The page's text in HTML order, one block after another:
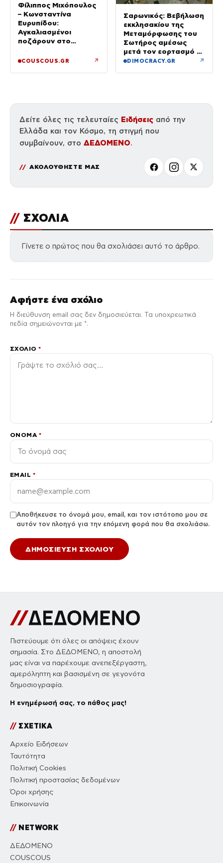
Φίλιππος Μιχόπουλος
– Κωνσταντίνα
Ευρυπίδου:
Αγκαλιασμένοι
ποζάρουν στο
Σαντορίνης
COUSCOUS.GR ↗
Σαρωνικός: Βεβήλωση
εκκλησακίου της
Μεταμόρφωσης του
Σωτήρος αμέσως
μετά τον εορτασμό –
Έσπασαν εικόνες στην
DIMOCRACY.GR ↗
Δείτε όλες τις τελευταίες Ειδήσεις από την
Ελλάδα και τον Κόσμο, τη στιγμή που
συμβαίνουν, στο ΔΕΔΟΜΕΝΟ.
ΑΚΟΛΟΥΘΗΣΤΕ ΜΑΣ
// ΣΧΟΛΙΑ
Γίνετε ο πρώτος που θα σχολιάσει αυτό το άρθρο.
Αφήστε ένα σχόλιο
Η διεύθυνση email σας δεν δημοσιεύεται. Τα υποχρεωτικά
πεδία σημειώνονται με *.
ΣΧΌΛΙΟ*
ΌΝΟΜΑ *
EMAIL *
Αποθήκευσε το όνομά μου, email, και τον ιστότοπο μου σε
αυτόν τον πλοηγό για την επόμενη φορά που θα σχολιάσω.
Πιστεύουμε ότι όλες οι απόψεις έχουν
σημασία. Στο ΔΕΔΟΜΕΝΟ, η αποστολή
μας είναι να παρέχουμε ανεπεξέργαστη,
αμερόληπτη και βασισμένη σε γεγονότα
δημοσιογραφία.
Η ενημέρωσή σας, το πάθος μας!
//ΣΧΕΤΙΚΑ
Αρχείο Ειδήσεων
Ταυτότητα
Πολιτική Cookies
Πολιτική προστασίας δεδομένων
Όροι χρήσης
Επικοινωνία
//NETWORK
ΔΕΔΟΜΕΝΟ
COUSCOUS